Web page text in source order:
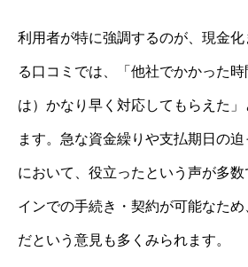
利用者が特に強調するのが、現金
る口コミでは、「他社でかかった
は）かなり早く対応してもらえた」
ます。急な資金繰りや支払期日の
において、役立ったという声が多
インでの手続き・契約が可能なた
だという意見も多くみられます。